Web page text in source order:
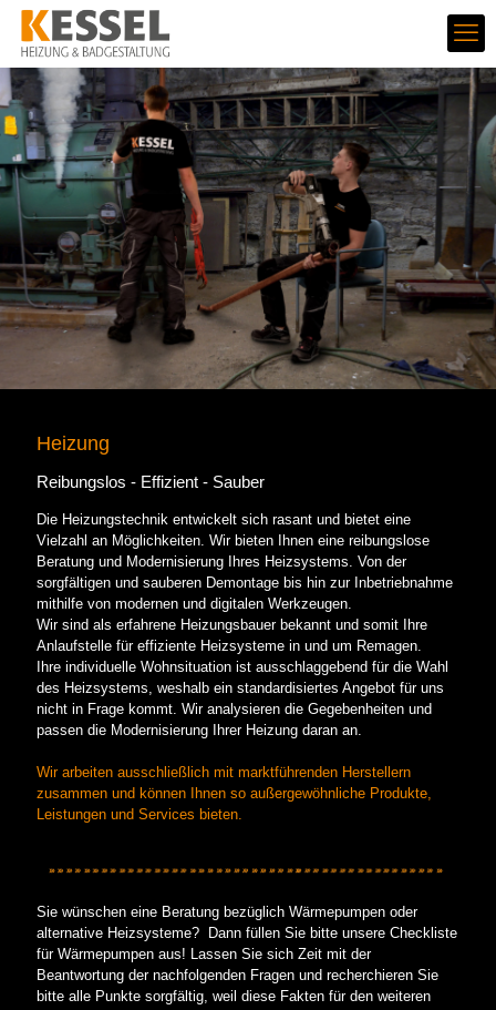
Heizung
Reibungslos - Effizient - Sauber
Die Heizungstechnik entwickelt sich rasant und bietet eine
Vielzahl an Möglichkeiten. Wir bieten Ihnen eine reibungslose
Beratung und Modernisierung Ihres Heizsystems. Von der
sorgfältigen und sauberen Demontage bis hin zur Inbetriebnahme
mithilfe von modernen und digitalen Werkzeugen.
Wir sind als erfahrene Heizungsbauer bekannt und somit Ihre
Anlaufstelle für effiziente Heizsysteme in und um Remagen.
Ihre individuelle Wohnsituation ist ausschlaggebend für die Wahl
des Heizsystems, weshalb ein standardisiertes Angebot für uns
nicht in Frage kommt. Wir analysieren die Gegebenheiten und
passen die Modernisierung Ihrer Heizung daran an.
Wir arbeiten ausschließlich mit marktführenden Herstellern
zusammen und können Ihnen so außergewöhnliche Produkte,
Leistungen und Services bieten.
Sie wünschen eine Beratung bezüglich Wärmepumpen oder
alternative Heizsysteme? Dann füllen Sie bitte unsere Checkliste
für Wärmepumpen aus! Lassen Sie sich Zeit mit der
Beantwortung der nachfolgenden Fragen und recherchieren Sie
bitte alle Punkte sorgfältig, weil diese Fakten für den weiteren